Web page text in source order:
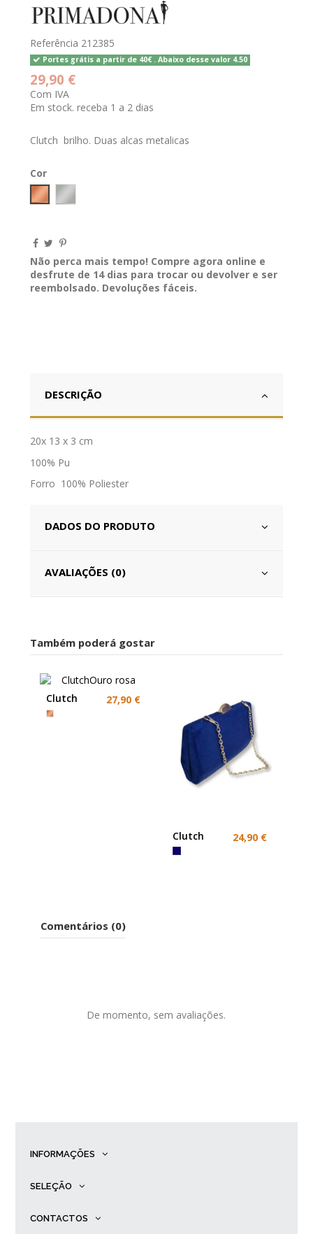
Referência 212385
Portes grátis a partir de 40€ . Abaixo desse valor 4.50
29,90 €
Com IVA
Em stock. receba 1 a 2 dias
Clutch brilho. Duas alcas metalicas
Cor
ROSA GOLD
Prateado
Não perca mais tempo! Compre agora online e
desfrute de 14 dias para trocar ou devolver e ser
reembolsado. Devoluções fáceis.
DESCRIÇÃO
20x 13 x 3 cm
100% Pu
Forro 100% Poliester
DADOS DO PRODUTO
AVALIAÇÕES (0)
Também poderá gostar
Clutch
Rosa Gold
27,90 €
Clutch
Marinho
24,90 €
Comentários (0)
De momento, sem avaliações.
INFORMAÇÕES
SELEÇÃO
CONTACTOS